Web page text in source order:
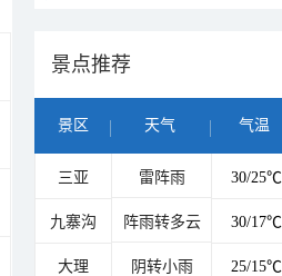
景点推荐
景区 天气 气温
三亚 雷阵雨 30/25℃
九寨沟 阵雨转多云 30/17℃
大理 阴转小雨 25/15℃